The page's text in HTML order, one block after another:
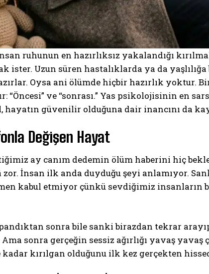
ruhunun en hazırlıksız yakalandığı
ister. Uzun süren hastalıklarda ya da
Oysa ani ölümde hiçbir hazırlık
“Öncesi” ve “sonrası.” Yas psikolojisinin en
hayatın güvenilir olduğuna dair inancını da
Değişen Hayat
ay canım dedemin ölüm haberini hiç
zor. İnsan ilk anda duyduğu şeyi anlamıyor.
kabul etmiyor çünkü sevdiğimiz insanların
sonra bile sanki birazdan tekrar
sonra gerçeğin sessiz ağırlığı yavaş
kadar kırılgan olduğunu ilk kez gerçekten